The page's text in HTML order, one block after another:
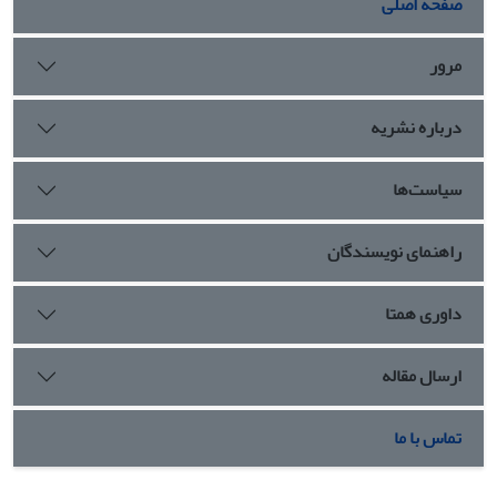
مرور
درباره نشریه
سیاست‌ها
راهنمای نویسندگان
داوری همتا
ارسال مقاله
تماس با ما